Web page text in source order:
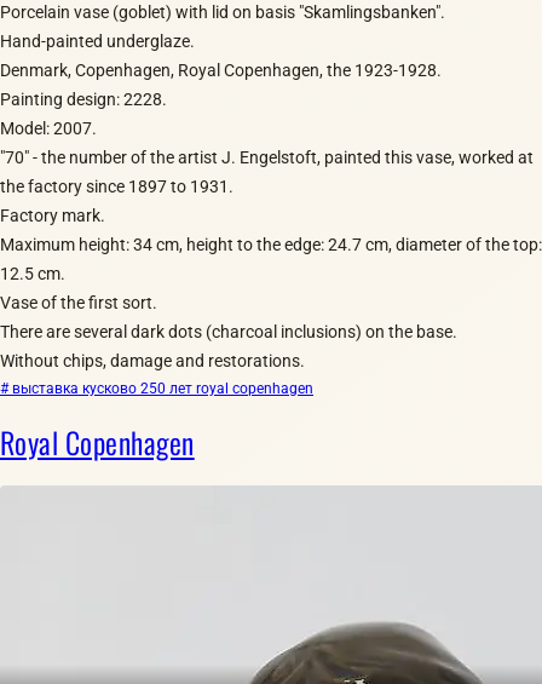
Porcelain vase (goblet​) with lid on basis​ "Skamlingsbanken​".
Hand-painted underglaze.
Denmark, Copenhagen, Royal Copenhagen, the 1923-1928.
Painting design: 2228.
Model: 2007.
"70" - the number of the artist J. Engelstoft, painted this vase, worked at
the factory since 1897 to 1931.
Factory mark.
Maximum height: 34 cm, height to the edge: 24.7 cm, diameter of the top:
12.5 cm.
Vase of the first sort.
There are several dark dots (charcoal inclusions) on the base.
Without chips, damage and restorations.
# выставка кусково 250 лет royal copenhagen
Royal Copenhagen